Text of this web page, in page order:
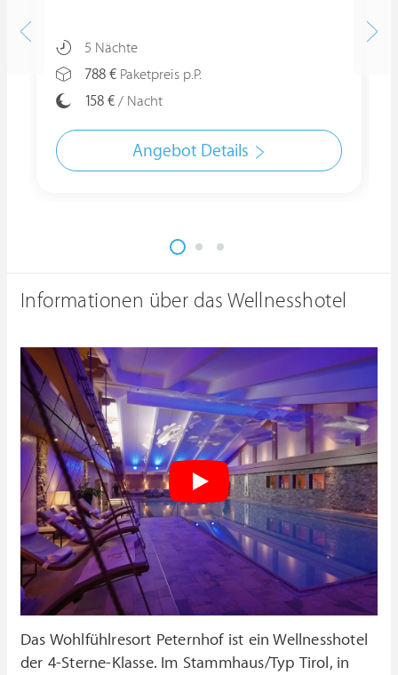
5 Nächte
788 € Paketpreis p.P.
158 € / Nacht
Angebot Details
Informationen über das Wellnesshotel
Das Wohlfühlresort Peternhof ist ein Wellnesshotel
der 4-Sterne-Klasse. Im Stammhaus/Typ Tirol, in